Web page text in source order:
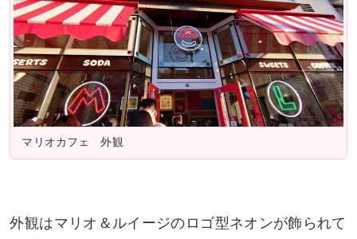
マリオカフェ 外観
外観はマリオ＆ルイージのロゴ型ネオンが飾られて